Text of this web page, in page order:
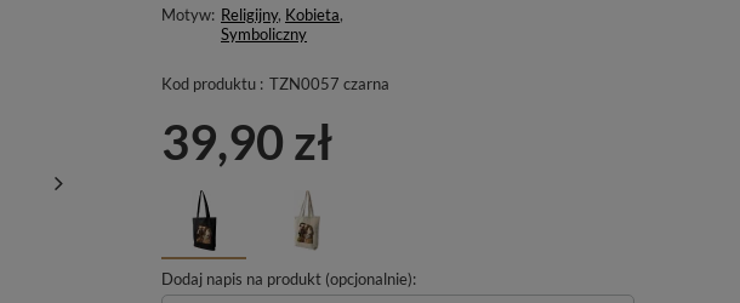
Motyw: Religijny, Kobieta,
Symboliczny
Kod produktu : TZN0057 czarna
39,90 zł
Dodaj napis na produkt (opcjonalnie):